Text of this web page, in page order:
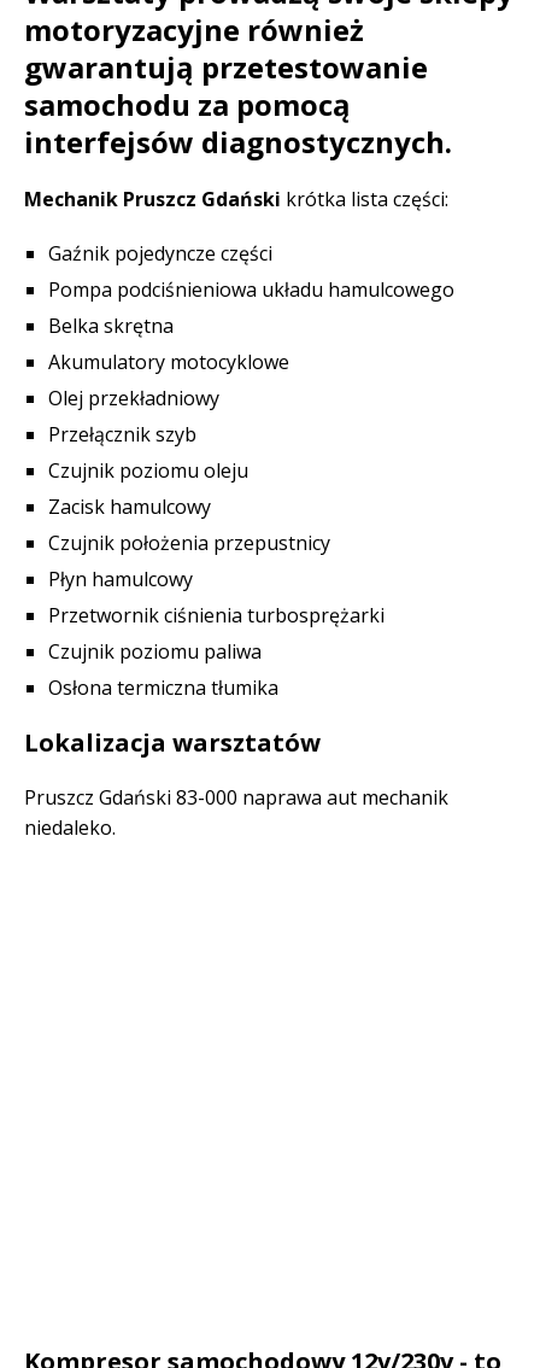
motoryzacyjne również
gwarantują przetestowanie
samochodu za pomocą
interfejsów diagnostycznych.
Mechanik Pruszcz Gdański krótka lista części:
Gaźnik pojedyncze części
Pompa podciśnieniowa układu hamulcowego
Belka skrętna
Akumulatory motocyklowe
Olej przekładniowy
Przełącznik szyb
Czujnik poziomu oleju
Zacisk hamulcowy
Czujnik położenia przepustnicy
Płyn hamulcowy
Przetwornik ciśnienia turbosprężarki
Czujnik poziomu paliwa
Osłona termiczna tłumika
Lokalizacja warsztatów
Pruszcz Gdański 83-000 naprawa aut mechanik
niedaleko.
Kompresor samochodowy 12v/230v - to